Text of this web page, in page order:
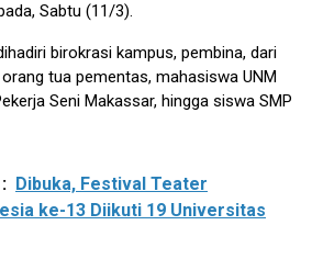
Sabtu (11/3).
birokrasi kampus, pembina, dari
tua pementas, mahasiswa UNM
Seni Makassar, hingga siswa SMP
Dibuka, Festival Teater
ke-13 Diikuti 19 Universitas